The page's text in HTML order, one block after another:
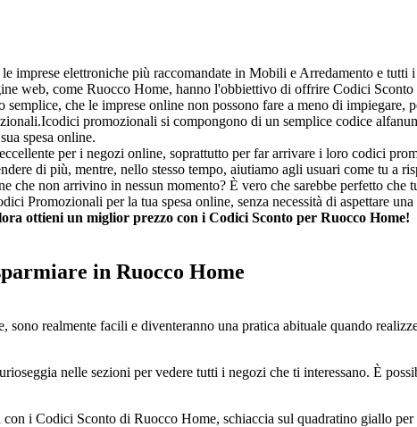
imprese elettroniche più raccomandate in Mobili e Arredamento e
web, come Ruocco Home, hanno l'obbiettivo di offrire Codici
che le imprese online non possono fare a meno di
promozionali si compongono di un semplice codice
spesa online.
per i negozi online, soprattutto per far arrivare i loro codici
di più, mentre, nello stesso tempo, aiutiamo agli usuari come tu a
che non arrivino in nessun momento? È vero che sarebbe perfetto
Promozionali per la tua spesa online, senza necessità di aspettare
ottieni un miglior prezzo con i Codici Sconto per Ruocco Home!
in Ruocco Home
realmente facili e diventeranno una pratica abituale quando
nelle sezioni per vedere tutti i negozi che ti interessano. È
i Codici Sconto di Ruocco Home, schiaccia sul quadratino giallo